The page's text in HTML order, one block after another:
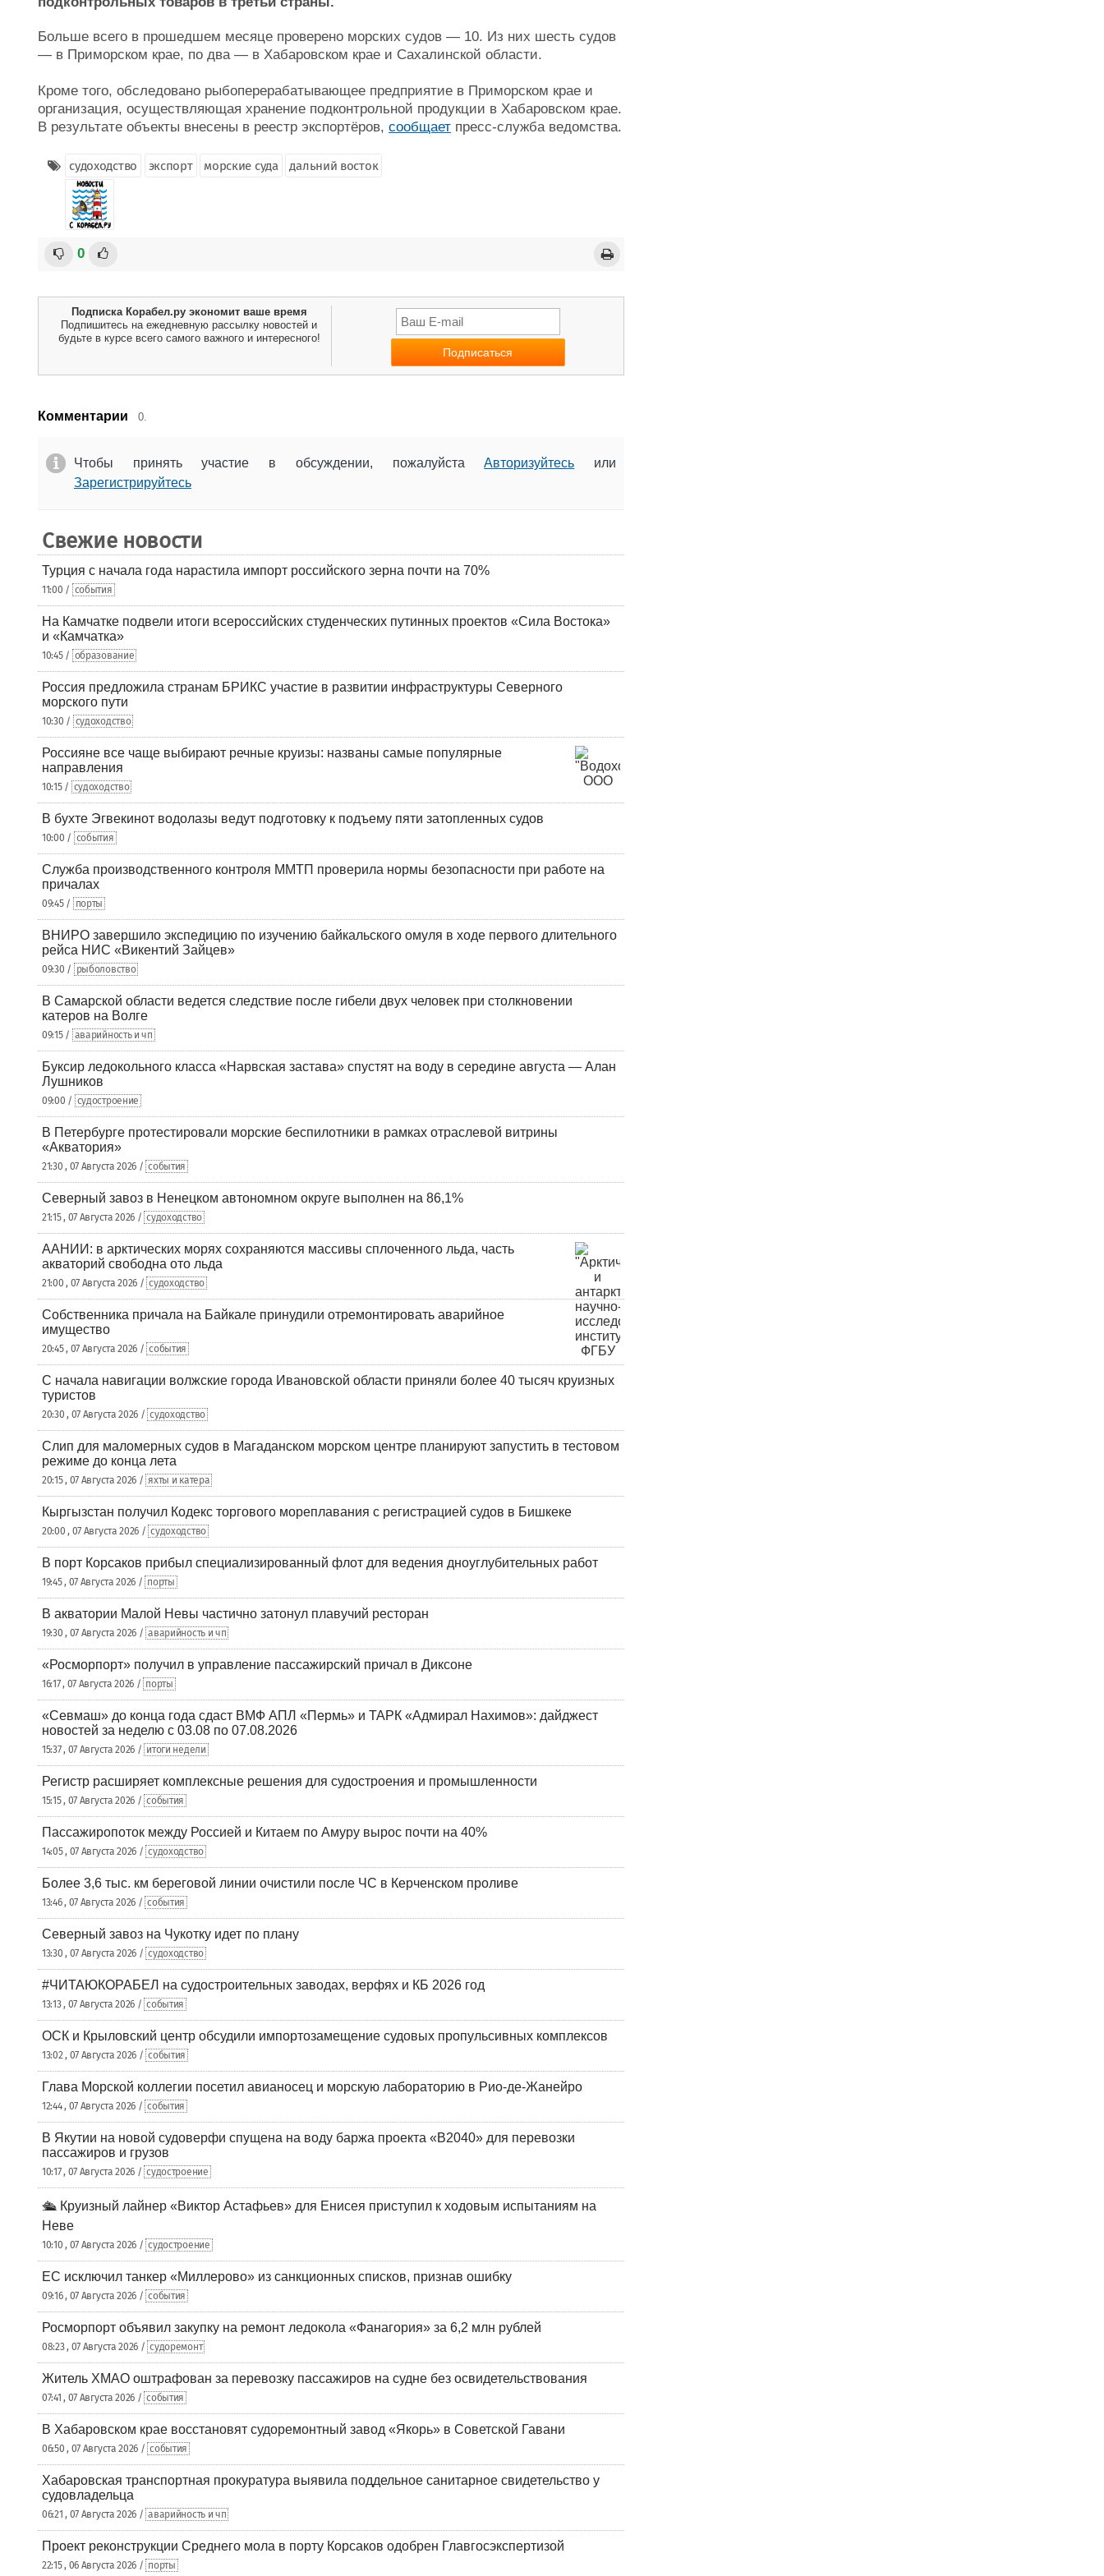
Больше всего в прошедшем месяце проверено морских судов — 10. Из них шесть судов
— в Приморском крае, по два — в Хабаровском крае и Сахалинской области.
Кроме того, обследовано рыбоперерабатывающее предприятие в Приморском крае и
организация, осуществляющая хранение подконтрольной продукции в Хабаровском крае.
В результате объекты внесены в реестр экспортёров, сообщает пресс-служба ведомства.
судоходство экспорт морские суда дальний восток
0
Подписка Корабел.ру экономит ваше время
Подпишитесь на ежедневную рассылку новостей и
будьте в курсе всего самого важного и интересного!
Комментарии 0.
Чтобы принять участие в обсуждении, пожалуйстаАвторизуйтесь или
Зарегистрируйтесь
Свежие новости
Турция с начала года нарастила импорт российского зерна почти на 70%
11:00 / события
На Камчатке подвели итоги всероссийских студенческих путинных проектов «Сила Востока»
и «Камчатка»
10:45 / образование
Россия предложила странам БРИКС участие в развитии инфраструктуры Северного
морского пути
10:30 / судоходство
Россияне все чаще выбирают речные круизы: названы самые популярные
направления
10:15 / судоходство
В бухте Эгвекинот водолазы ведут подготовку к подъему пяти затопленных судов
10:00 / события
Служба производственного контроля ММТП проверила нормы безопасности при работе на
причалах
09:45 / порты
ВНИРО завершило экспедицию по изучению байкальского омуля в ходе первого длительного
рейса НИС «Викентий Зайцев»
09:30 / рыболовство
В Самарской области ведется следствие после гибели двух человек при столкновении
катеров на Волге
09:15 / аварийность и чп
Буксир ледокольного класса «Нарвская застава» спустят на воду в середине августа — Алан
Лушников
09:00 / судостроение
В Петербурге протестировали морские беспилотники в рамках отраслевой витрины
«Акватория»
21:30 , 07 Августа 2026 / события
Северный завоз в Ненецком автономном округе выполнен на 86,1%
21:15 , 07 Августа 2026 / судоходство
ААНИИ: в арктических морях сохраняются массивы сплоченного льда, часть
акваторий свободна ото льда
21:00 , 07 Августа 2026 / судоходство
Собственника причала на Байкале принудили отремонтировать аварийное
имущество
20:45 , 07 Августа 2026 / события
С начала навигации волжские города Ивановской области приняли более 40 тысяч круизных
туристов
20:30 , 07 Августа 2026 / судоходство
Слип для маломерных судов в Магаданском морском центре планируют запустить в тестовом
режиме до конца лета
20:15 , 07 Августа 2026 / яхты и катера
Кыргызстан получил Кодекс торгового мореплавания с регистрацией судов в Бишкеке
20:00 , 07 Августа 2026 / судоходство
В порт Корсаков прибыл специализированный флот для ведения дноуглубительных работ
19:45 , 07 Августа 2026 / порты
В акватории Малой Невы частично затонул плавучий ресторан
19:30 , 07 Августа 2026 / аварийность и чп
«Росморпорт» получил в управление пассажирский причал в Диксоне
16:17 , 07 Августа 2026 / порты
«Севмаш» до конца года сдаст ВМФ АПЛ «Пермь» и ТАРК «Адмирал Нахимов»: дайджест
новостей за неделю с 03.08 по 07.08.2026
15:37 , 07 Августа 2026 / итоги недели
Регистр расширяет комплексные решения для судостроения и промышленности
15:15 , 07 Августа 2026 / события
Пассажиропоток между Россией и Китаем по Амуру вырос почти на 40%
14:05 , 07 Августа 2026 / судоходство
Более 3,6 тыс. км береговой линии очистили после ЧС в Керченском проливе
13:46 , 07 Августа 2026 / события
Северный завоз на Чукотку идет по плану
13:30 , 07 Августа 2026 / судоходство
#ЧИТАЮКОРАБЕЛ на судостроительных заводах, верфях и КБ 2026 год
13:13 , 07 Августа 2026 / события
ОСК и Крыловский центр обсудили импортозамещение судовых пропульсивных комплексов
13:02 , 07 Августа 2026 / события
Глава Морской коллегии посетил авианосец и морскую лабораторию в Рио-де-Жанейро
12:44 , 07 Августа 2026 / события
В Якутии на новой судоверфи спущена на воду баржа проекта «В2040» для перевозки
пассажиров и грузов
10:17 , 07 Августа 2026 / судостроение
🛳️ Круизный лайнер «Виктор Астафьев» для Енисея приступил к ходовым испытаниям на
Неве
10:10 , 07 Августа 2026 / судостроение
ЕС исключил танкер «Миллерово» из санкционных списков, признав ошибку
09:16 , 07 Августа 2026 / события
Росморпорт объявил закупку на ремонт ледокола «Фанагория» за 6,2 млн рублей
08:23 , 07 Августа 2026 / судоремонт
Житель ХМАО оштрафован за перевозку пассажиров на судне без освидетельствования
07:41 , 07 Августа 2026 / события
В Хабаровском крае восстановят судоремонтный завод «Якорь» в Советской Гавани
06:50 , 07 Августа 2026 / события
Хабаровская транспортная прокуратура выявила поддельное санитарное свидетельство у
судовладельца
06:21 , 07 Августа 2026 / аварийность и чп
Проект реконструкции Среднего мола в порту Корсаков одобрен Главгосэкспертизой
22:15 , 06 Августа 2026 / порты